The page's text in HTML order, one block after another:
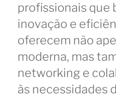
profissionais que
inovação e
oferecem não
moderna, mas
networking e
às necessidades